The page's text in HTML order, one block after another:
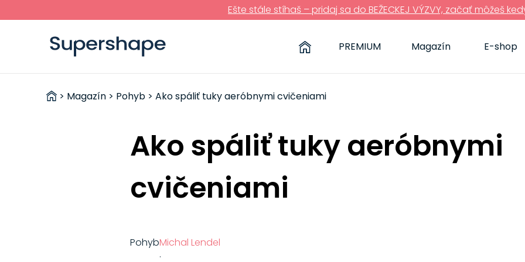
Ešte stále stíhaš – pridaj sa do BEŽECKEJ VÝZVY, začať môžeš
PREMIUM Magazín E-shop
ZDRAVÉ
> Magazín > Pohyb > Ako spáliť tuky aeróbnymi cvičeniami
Ako spáliť tuky aeróbnymi
cvičeniami
PohybMichal Lendel
·